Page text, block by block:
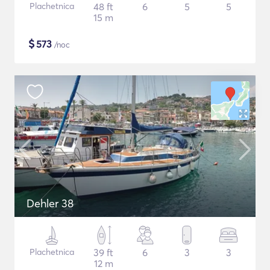
Plachetnica
48 ft
15 m
6 5 5
$573 /noc
Dehler 38
Plachetnica
39 ft
12 m
6 3 3